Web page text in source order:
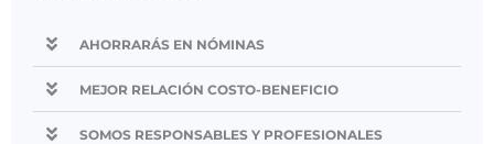
AHORRARÁS EN NÓMINAS
MEJOR RELACIÓN COSTO-BENEFICIO
SOMOS RESPONSABLES Y PROFESIONALES